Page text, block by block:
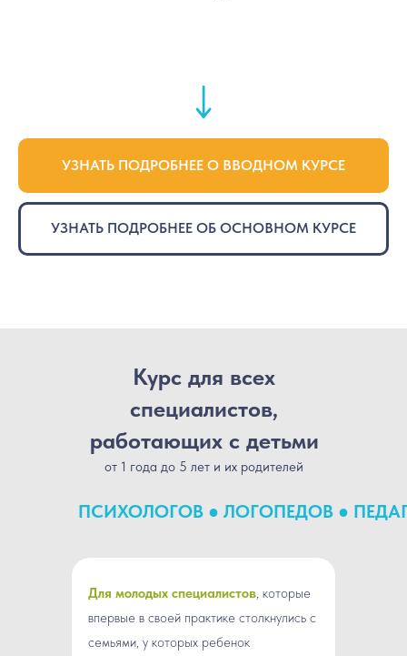
УЗНАТЬ ПОДРОБНЕЕ О ВВОДНОМ КУРСЕ
УЗНАТЬ ПОДРОБНЕЕ ОБ ОСНОВНОМ КУРСЕ
ПСИХОЛОГОВ ● ЛОГОПЕДОВ ●
Курс для всех
специалистов,
работающих с детьми
от 1 года до 5 лет и их родителей
Для молодых специалистов, которые
впервые в своей практике столкнулись с
семьями, у которых ребенок